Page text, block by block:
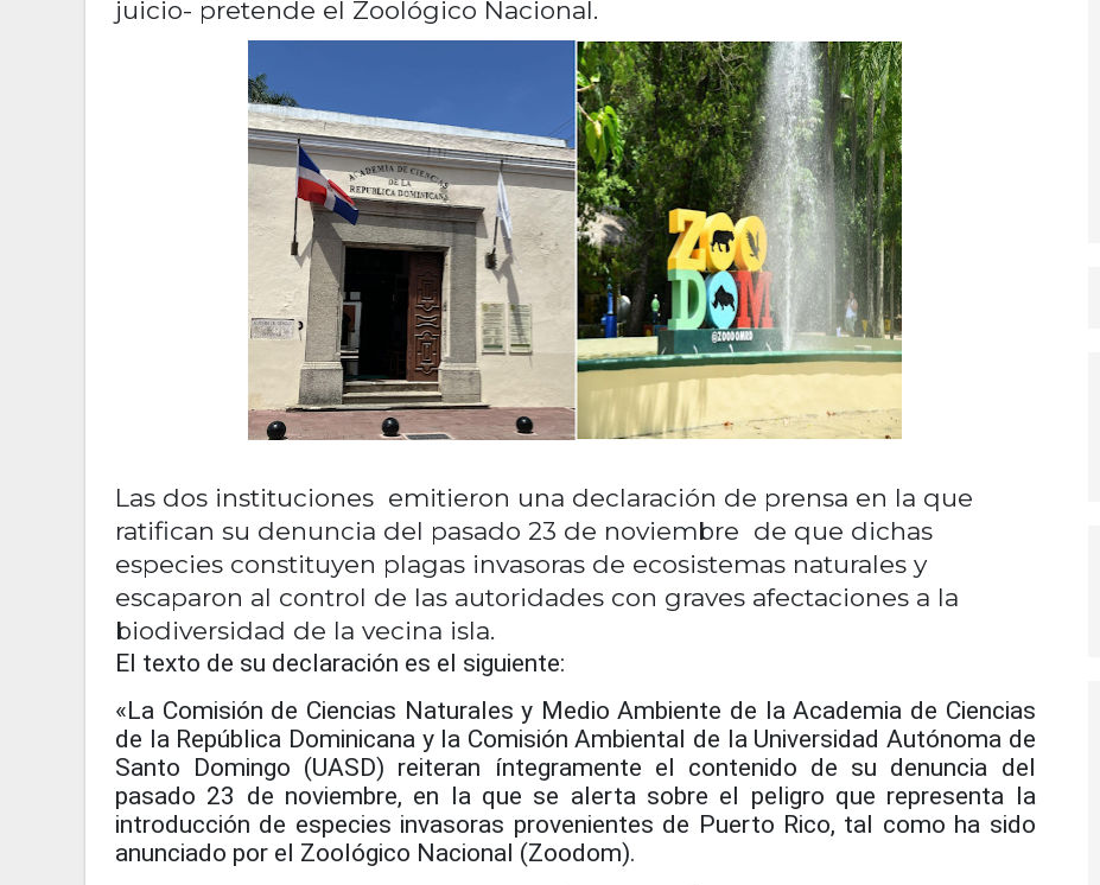
juicio- pretende el Zoológico Nacional.
Las dos instituciones emitieron una declaración de prensa en la que
ratifican su denuncia del pasado 23 de noviembre de que dichas
especies constituyen plagas invasoras de ecosistemas naturales y
escaparon al control de las autoridades con graves afectaciones a la
biodiversidad de la vecina isla.
El texto de su declaración es el siguiente:
«La Comisión de Ciencias Naturales y Medio Ambiente de la Academia de Ciencias
de la República Dominicana y la Comisión Ambiental de la Universidad Autónoma de
Santo Domingo (UASD) reiteran íntegramente el contenido de su denuncia del
pasado 23 de noviembre, en la que se alerta sobre el peligro que representa la
introducción de especies invasoras provenientes de Puerto Rico, tal como ha sido
anunciado por el Zoológico Nacional (Zoodom).